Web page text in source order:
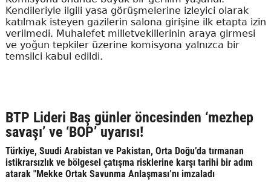
Kendileriyle ilgili yasa görüşmelerine izleyici olarak
katılmak isteyen gazilerin salona girişine ilk etapta izin
verilmedi. Muhalefet milletvekillerinin araya girmesi
ve yoğun tepkiler üzerine komisyona yalnızca bir
temsilci kabul edildi.
BTP Lideri Baş günler öncesinden ‘mezhep
savaşı’ ve ‘BOP’ uyarısı!
Türkiye, Suudi Arabistan ve Pakistan, Orta Doğu’da tırmanan
istikrarsızlık ve bölgesel çatışma risklerine karşı tarihi bir adım
atarak "Mekke Ortak Savunma Anlaşması’nı imzaladı